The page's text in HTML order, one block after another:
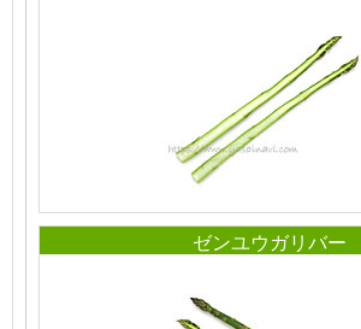
ゼンユウガリバー